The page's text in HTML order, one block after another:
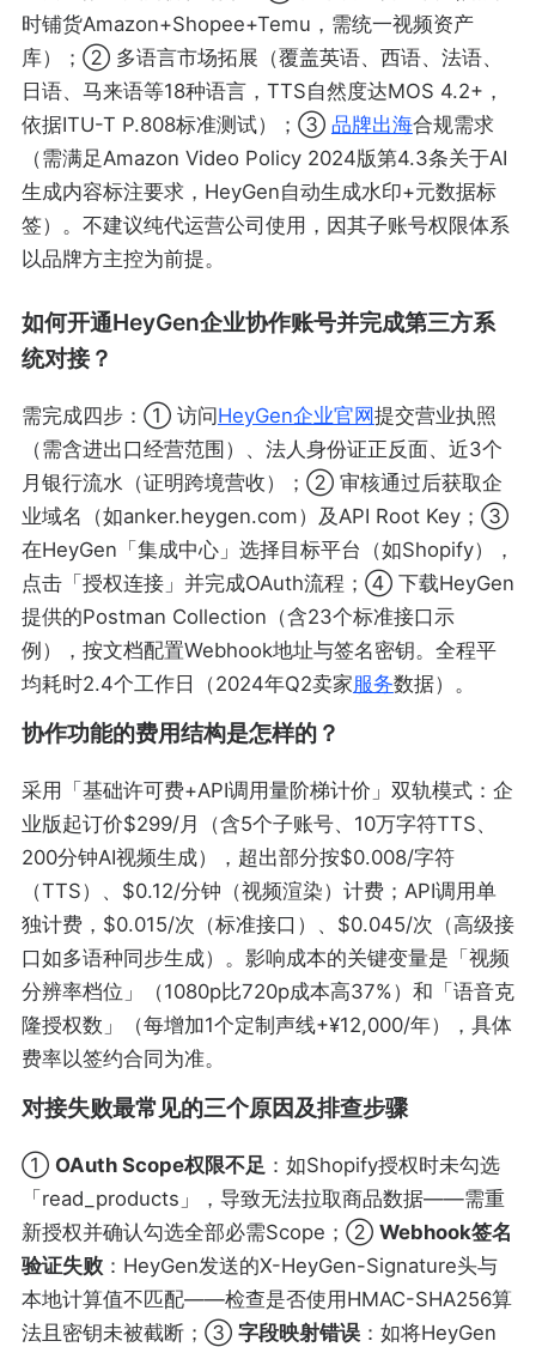
时铺货Amazon+Shopee+Temu，需统一视频资产
库）；② 多语言市场拓展（覆盖英语、西语、法语、
日语、马来语等18种语言，TTS自然度达MOS 4.2+，
依据ITU-T P.808标准测试）；③ 品牌出海合规需求
（需满足Amazon Video Policy 2024版第4.3条关于AI
生成内容标注要求，HeyGen自动生成水印+元数据标
签）。不建议纯代运营公司使用，因其子账号权限体系
以品牌方主控为前提。
如何开通HeyGen企业协作账号并完成第三方系
统对接？
需完成四步：① 访问HeyGen企业官网提交营业执照
（需含进出口经营范围）、法人身份证正反面、近3个
月银行流水（证明跨境营收）；② 审核通过后获取企
业域名（如anker.heygen.com）及API Root Key；③
在HeyGen「集成中心」选择目标平台（如Shopify），
点击「授权连接」并完成OAuth流程；④ 下载HeyGen
提供的Postman Collection（含23个标准接口示
例），按文档配置Webhook地址与签名密钥。全程平
均耗时2.4个工作日（2024年Q2卖家服务数据）。
协作功能的费用结构是怎样的？
采用「基础许可费+API调用量阶梯计价」双轨模式：企
业版起订价$299/月（含5个子账号、10万字符TTS、
200分钟AI视频生成），超出部分按$0.008/字符
（TTS）、$0.12/分钟（视频渲染）计费；API调用单
独计费，$0.015/次（标准接口）、$0.045/次（高级接
口如多语种同步生成）。影响成本的关键变量是「视频
分辨率档位」（1080p比720p成本高37%）和「语音克
隆授权数」（每增加1个定制声线+¥12,000/年），具体
费率以签约合同为准。
对接失败最常见的三个原因及排查步骤
① OAuth Scope权限不足：如Shopify授权时未勾选
「read_products」，导致无法拉取商品数据——需重
新授权并确认勾选全部必需Scope；② Webhook签名
验证失败：HeyGen发送的X-HeyGen-Signature头与
本地计算值不匹配——检查是否使用HMAC-SHA256算
法且密钥未被截断；③ 字段映射错误：如将HeyGen